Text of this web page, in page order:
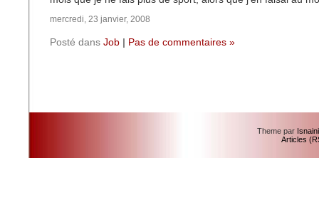
mercredi, 23 janvier, 2008
Posté dans Job Pas de commentaires »
Theme par
Articles